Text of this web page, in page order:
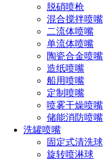
脱硝喷枪
混合搅拌喷嘴
二流体喷嘴
单流体喷嘴
陶瓷合金喷嘴
造纸喷嘴
船用喷嘴
定制喷嘴
喷雾干燥喷嘴
储能消防喷嘴
洗罐喷嘴
固定式清洗球
旋转喷淋球
：316L不锈钢、
特种工程材料
清洗液介质：
液、弱碱溶液
最高工作温度：95°C